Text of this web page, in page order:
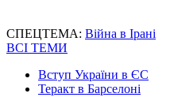
СПЕЦТЕМА: Війна в Ірані
ВСІ ТЕМИ
Вступ України в ЄС
Теракт в Барселоні